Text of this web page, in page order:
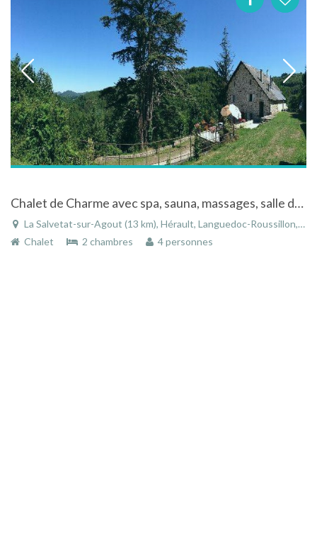
Chalet de Charme avec spa, sauna, massages, salle de fitness à La Salvetat-sur-Agout
La Salvetat-sur-Agout (13 km), Hérault, Languedoc-Roussillon, Occitanie, France
Chalet
2 chambres 4 personnes